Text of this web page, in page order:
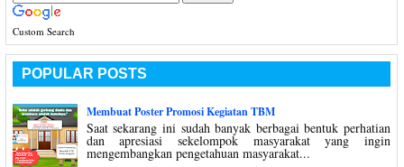
Custom Search
POPULAR POSTS
Membuat Poster Promosi Kegiatan TBM
Saat sekarang ini sudah banyak berbagai bentuk perhatian
dan apresiasi sekelompok masyarakat yang ingin
mengembangkan pengetahuan masyarakat...